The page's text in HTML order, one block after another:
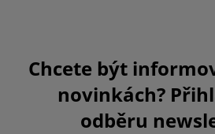
Chcete být
novinkách?
odběru